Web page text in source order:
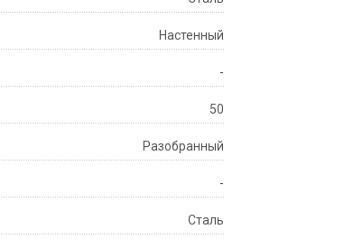
Настенный
-
50
Разобранный
-
Сталь